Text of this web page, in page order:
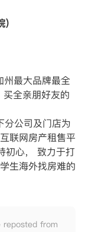
最大品牌最全
全亲朋好友的
分公司及门店为
联网房产租售平
初心， 致力于打
生海外找房难的
from